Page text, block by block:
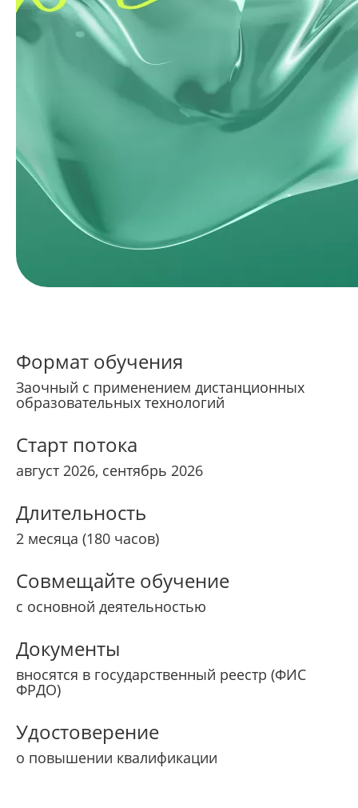
Формат обучения
Заочный с применением дистанционных
образовательных технологий
Старт потока
август 2026, сентябрь 2026
Длительность
2 месяца (180 часов)
Совмещайте обучение
с основной деятельностью
Документы
вносятся в государственный реестр (ФИС
ФРДО)
Удостоверение
о повышении квалификации